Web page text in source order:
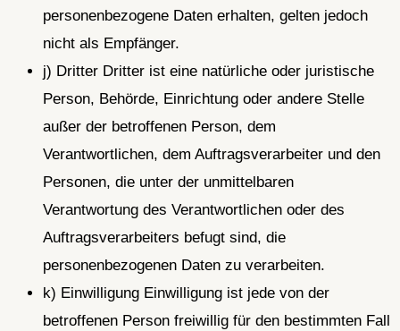
personenbezogene Daten erhalten, gelten jedoch
nicht als Empfänger.
j) Dritter Dritter ist eine natürliche oder juristische
Person, Behörde, Einrichtung oder andere Stelle
außer der betroffenen Person, dem
Verantwortlichen, dem Auftragsverarbeiter und den
Personen, die unter der unmittelbaren
Verantwortung des Verantwortlichen oder des
Auftragsverarbeiters befugt sind, die
personenbezogenen Daten zu verarbeiten.
k) Einwilligung Einwilligung ist jede von der
betroffenen Person freiwillig für den bestimmten Fall